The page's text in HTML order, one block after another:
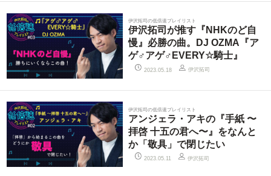
伊沢拓司の低倍速プレイリスト
伊沢拓司が推す『NHKのど自
慢』必勝の曲。DJ OZMA『ア
ゲ♂アゲ♂EVERY☆騎士』
2023.05.18 伊沢拓司
伊沢拓司の低倍速プレイリスト
アンジェラ・アキの『手紙 〜
拝啓 十五の君へ〜』をなんと
か「敬具」で閉じたい
2023.05.11 伊沢拓司